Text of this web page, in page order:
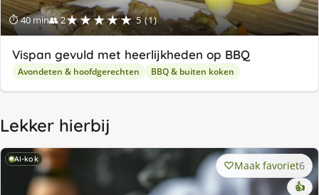
⏱ 40 min👥 2★★★★★ 5 (1)
Vispan gevuld met heerlijkheden op BBQ
Avondeten & hoofdgerechten BBQ & buiten koken
Lekker hierbij
AI-kok Maak favoriet6
👍